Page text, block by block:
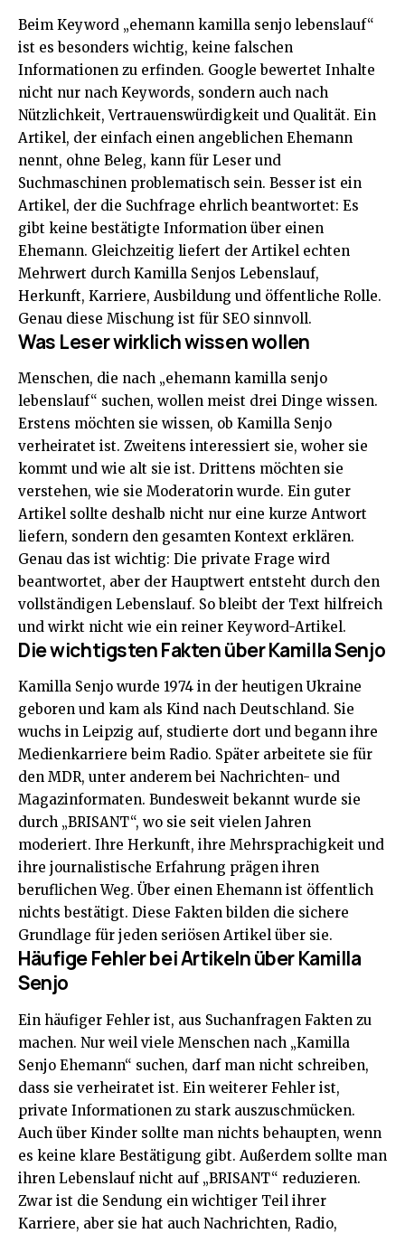
Beim Keyword „ehemann kamilla senjo lebenslauf“
ist es besonders wichtig, keine falschen
Informationen zu erfinden. Google bewertet Inhalte
nicht nur nach Keywords, sondern auch nach
Nützlichkeit, Vertrauenswürdigkeit und Qualität. Ein
Artikel, der einfach einen angeblichen Ehemann
nennt, ohne Beleg, kann für Leser und
Suchmaschinen problematisch sein. Besser ist ein
Artikel, der die Suchfrage ehrlich beantwortet: Es
gibt keine bestätigte Information über einen
Ehemann. Gleichzeitig liefert der Artikel echten
Mehrwert durch Kamilla Senjos Lebenslauf,
Herkunft, Karriere, Ausbildung und öffentliche Rolle.
Genau diese Mischung ist für SEO sinnvoll.
Was Leser wirklich wissen wollen
Menschen, die nach „ehemann kamilla senjo
lebenslauf“ suchen, wollen meist drei Dinge wissen.
Erstens möchten sie wissen, ob Kamilla Senjo
verheiratet ist. Zweitens interessiert sie, woher sie
kommt und wie alt sie ist. Drittens möchten sie
verstehen, wie sie Moderatorin wurde. Ein guter
Artikel sollte deshalb nicht nur eine kurze Antwort
liefern, sondern den gesamten Kontext erklären.
Genau das ist wichtig: Die private Frage wird
beantwortet, aber der Hauptwert entsteht durch den
vollständigen Lebenslauf. So bleibt der Text hilfreich
und wirkt nicht wie ein reiner Keyword-Artikel.
Die wichtigsten Fakten über Kamilla Senjo
Kamilla Senjo wurde 1974 in der heutigen Ukraine
geboren und kam als Kind nach Deutschland. Sie
wuchs in Leipzig auf, studierte dort und begann ihre
Medienkarriere beim Radio. Später arbeitete sie für
den MDR, unter anderem bei Nachrichten- und
Magazinformaten. Bundesweit bekannt wurde sie
durch „BRISANT“, wo sie seit vielen Jahren
moderiert. Ihre Herkunft, ihre Mehrsprachigkeit und
ihre journalistische Erfahrung prägen ihren
beruflichen Weg. Über einen Ehemann ist öffentlich
nichts bestätigt. Diese Fakten bilden die sichere
Grundlage für jeden seriösen Artikel über sie.
Häufige Fehler bei Artikeln über Kamilla
Senjo
Ein häufiger Fehler ist, aus Suchanfragen Fakten zu
machen. Nur weil viele Menschen nach „Kamilla
Senjo Ehemann“ suchen, darf man nicht schreiben,
dass sie verheiratet ist. Ein weiterer Fehler ist,
private Informationen zu stark auszuschmücken.
Auch über Kinder sollte man nichts behaupten, wenn
es keine klare Bestätigung gibt. Außerdem sollte man
ihren Lebenslauf nicht auf „BRISANT“ reduzieren.
Zwar ist die Sendung ein wichtiger Teil ihrer
Karriere, aber sie hat auch Nachrichten, Radio,